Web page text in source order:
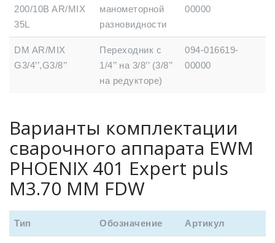
200/10B AR/MIX
35L
манометорной
разновидности
00000
DM AR/MIX
G3/4’’,G3/8’’
Переходник с
1/4’’ на 3/8’’ (3/8’’
на редукторе)
094-016619-
00000
Варианты комплектации
сварочного аппарата EWM
PHOENIX 401 Expert puls
M3.70 MM FDW
Тип Обозначение Артикул